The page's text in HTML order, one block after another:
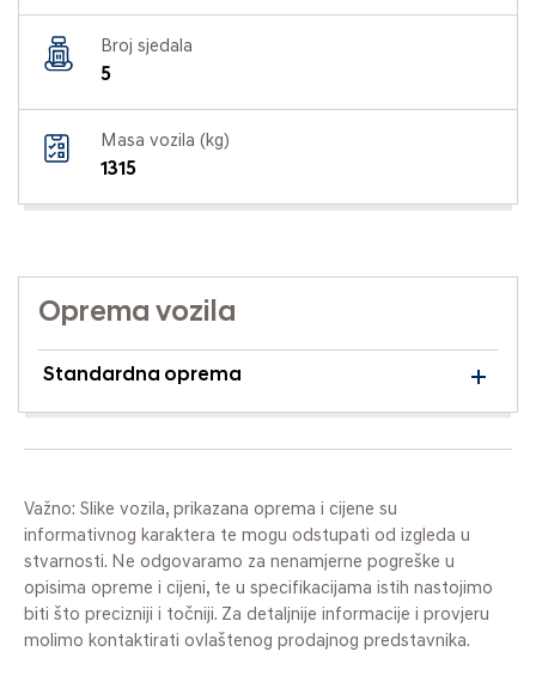
Broj sjedala
5
Masa vozila (kg)
1315
Oprema vozila
Standardna oprema
Važno: Slike vozila, prikazana oprema i cijene su
informativnog karaktera te mogu odstupati od izgleda u
stvarnosti. Ne odgovaramo za nenamjerne pogreške u
opisima opreme i cijeni, te u specifikacijama istih nastojimo
biti što precizniji i točniji. Za detaljnije informacije i provjeru
molimo kontaktirati ovlaštenog prodajnog predstavnika.